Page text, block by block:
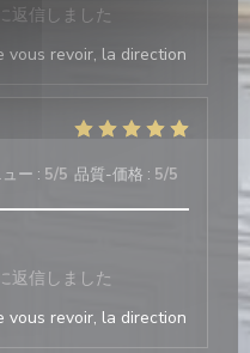
返信しました
vous revoir, la direction
ー : 5/5 品質-価格 : 5/5
返信しました
vous revoir, la direction